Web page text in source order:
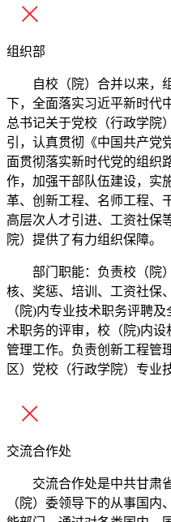
组织部
自校（院）合并以来，
下，全面落实习近平新时
总书记关于党校（行政学院
引，认真贯彻《中国共产党
面贯彻落实新时代党的组织
作，加强干部队伍建设，实
革、创新工程、名师工程、
高层次人才引进、工资社保
院）提供了有力组织保障。
部门职能：负责校（院
核、奖惩、培训、工资社保
（院)内专业技术职务评聘
术职务的评审，校（院)内
管理工作。负责创新工程管
区）党校（行政学院）专业
交流合作处
交流合作处是中共甘肃
（院）委领导下的从事国